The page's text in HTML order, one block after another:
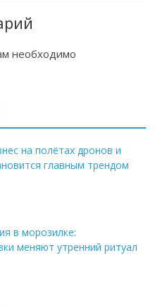
необходимо
на полётах дронов и
главным трендом
в морозилке:
меняют утренний ритуал